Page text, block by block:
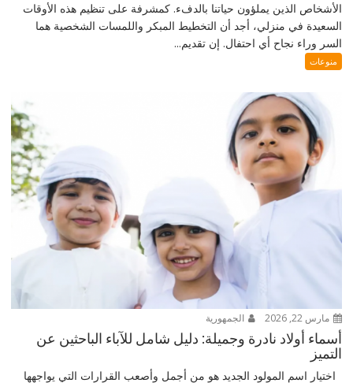
الأشخاص الذين يملؤون حياتنا بالدفء. كمشرفة على تنظيم هذه الأوقات
السعيدة في منزلي، أجد أن التخطيط المبكر واللمسات الشخصية هما
السر وراء نجاح أي احتفال. إن تقديم...
منوعات
مارس 22, 2026 الجمهورية
أسماء أولاد نادرة وجميلة: دليل شامل للآباء الباحثين عن
التميز
اختيار اسم المولود الجديد هو من أجمل وأصعب القرارات التي يواجهها